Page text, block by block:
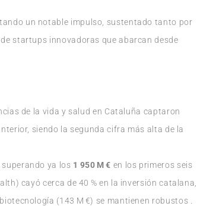
un notable impulso, sustentado tanto por
startups innovadoras que abarcan desde
de la vida y salud en Cataluña captaron
siendo la segunda cifra más alta de la
ya los 1 950 M € en los primeros seis
cayó cerca de 40 % en la inversión catalana,
(143 M €) se mantienen robustos .